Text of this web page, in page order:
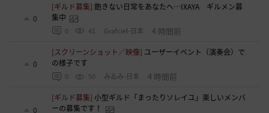
0
[ギルド募集]飽きない日常をあなたへ…IXAYA ギルメン募
集中
0 41 Grafciel-日本 4 時間前
0
[スクリーンショット／映像] ユーザーイベント（演奏会）で
の様子です
0 50 みゐみ-日本 4 時間前
0
[ギルド募集]小型ギルド「まったりソレイユ」楽しいメンバ
ーの募集です！